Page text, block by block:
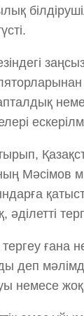
заңсыз
Мәсімов
ғана
деп
немесе